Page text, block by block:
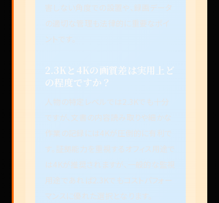
害しない角度での設置や、録画データ
の適切な管理も法律的に重要なポイ
ントです。
2.3Kと4Kの画質差は実用上ど
の程度ですか？
人物の特定レベルでは2.3Kでも十分
ですが、文書の内容読み取りや細かな
作業の記録には4Kが圧倒的に有利で
す。証拠能力を重視するオフィス用途で
は4Kが推奨されますが、一般的な監視
用途であれば2.3Kでもコストパフォー
マンスに優れた選択となります。